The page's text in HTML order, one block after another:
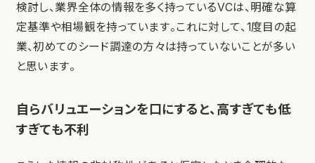
検討し、業界全体の情報を多く持っているVCは、明確な算
定基準や相場観を持っています。これに対して、1度目の起
業、初めてのシード調達の方々は持っていないことが多い
と思います。
自らバリュエーションを口にすると、高すぎても低
すぎても不利